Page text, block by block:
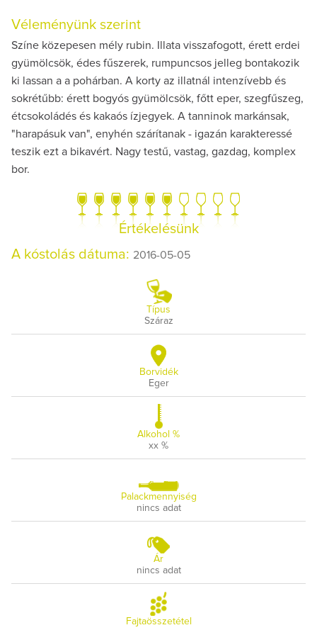
Véleményünk szerint
Színe közepesen mély rubin. Illata visszafogott, érett erdei
gyümölcsök, édes fűszerek, rumpuncsos jelleg bontakozik
ki lassan a a pohárban. A korty az illatnál intenzívebb és
sokrétűbb: érett bogyós gyümölcsök, főtt eper, szegfűszeg,
étcsokoládés és kakaós ízjegyek. A tanninok markánsak,
"harapásuk van", enyhén szárítanak - igazán karakteressé
teszik ezt a bikavért. Nagy testű, vastag, gazdag, komplex
bor.
Értékelésünk
A kóstolás dátuma: 2016-05-05
Típus
Száraz
Borvidék
Eger
Alkohol %
xx %
Palackmennyiség
nincs adat
Ár
nincs adat
Fajtaösszetétel